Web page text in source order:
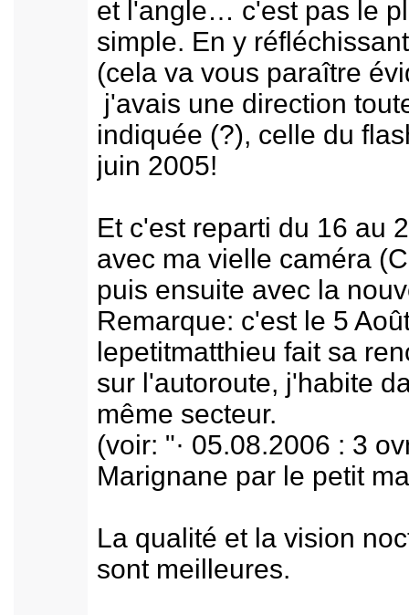
et l'angle… c'est pas le
simple. En y
(cela va vous paraître
j'avais une direction
indiquée (?), celle du
juin 2005!
Et c'est reparti du 16 au
avec ma vielle caméra
puis ensuite avec la
Remarque: c'est le 5
lepetitmatthieu fait sa
sur l'autoroute, j'habite
même secteur.
(voir: "· 05.08.2006 : 3
Marignane par le petit
La qualité et la vision
sont meilleures.